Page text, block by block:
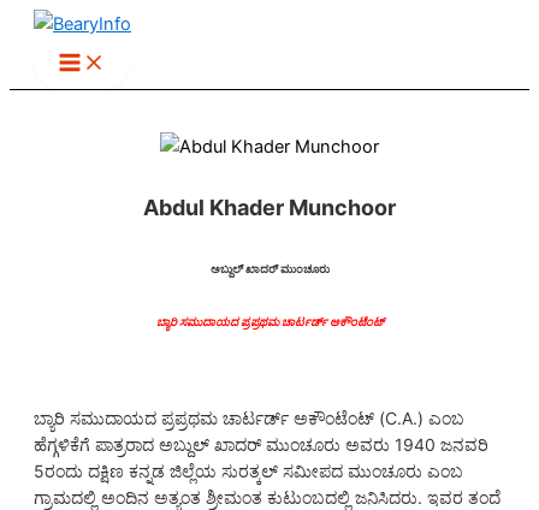
Skip
Abdul Khader Munchoor
ಅಬ್ದುಲ್ ಖಾದರ್ ಮುಂಚೂರು
ಬ್ಯಾರಿ ಸಮುದಾಯದ ಪ್ರಪ್ರಥಮ ಚಾರ್ಟರ್ಡ್ ಅಕೌಂಟೆಂಟ್
ಬ್ಯಾರಿ ಸಮುದಾಯದ ಪ್ರಪ್ರಥಮ ಚಾರ್ಟರ್ಡ್ ಅಕೌಂಟೆಂಟ್ (C.A.) ಎಂಬ
ಹೆಗ್ಗಳಿಕೆಗೆ ಪಾತ್ರರಾದ ಅಬ್ದುಲ್ ಖಾದರ್ ಮುಂಚೂರು ಅವರು 1940 ಜನವರಿ
5ರಂದು ದಕ್ಷಿಣ ಕನ್ನಡ ಜಿಲ್ಲೆಯ ಸುರತ್ಕಲ್ ಸಮೀಪದ ಮುಂಚೂರು ಎಂಬ
ಗ್ರಾಮದಲ್ಲಿ ಅಂದಿನ ಅತ್ಯಂತ ಶ್ರೀಮಂತ ಕುಟುಂಬದಲ್ಲಿ ಜನಿಸಿದರು. ಇವರ ತಂದೆ